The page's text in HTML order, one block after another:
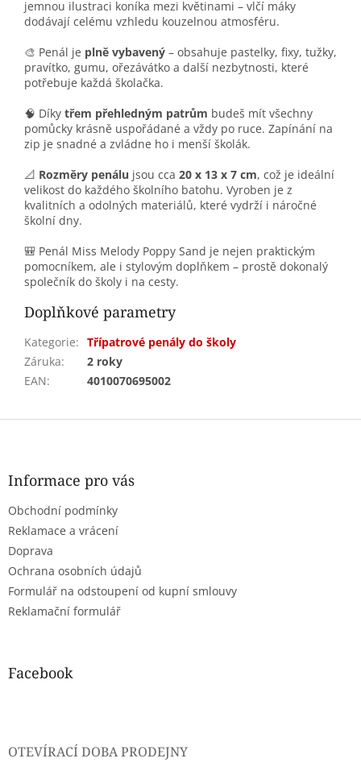
jemnou ilustraci koníka mezi květinami – vlčí máky
dodávají celému vzhledu kouzelnou atmosféru.
🎨 Penál je plně vybavený – obsahuje pastelky, fixy, tužky,
pravítko, gumu, ořezávátko a další nezbytnosti, které
potřebuje každá školačka.
🧠 Díky třem přehledným patrům budeš mít všechny
pomůcky krásně uspořádané a vždy po ruce. Zapínání na
zip je snadné a zvládne ho i menší školák.
📐 Rozměry penálu jsou cca 20 x 13 x 7 cm, což je ideální
velikost do každého školního batohu. Vyroben je z
kvalitních a odolných materiálů, které vydrží i náročné
školní dny.
🎒 Penál Miss Melody Poppy Sand je nejen praktickým
pomocníkem, ale i stylovým doplňkem – prostě dokonalý
společník do školy i na cesty.
Doplňkové parametry
Kategorie: Třípatrové penály do školy
Záruka:
2 roky
EAN: 4010070695002
Z
Informace pro vás
Obchodní podmínky
Reklamace a vrácení
Doprava
Ochrana osobních údajů
Formulář na odstoupení od kupní smlouvy
Reklamační formulář
Facebook
OTEVÍRACÍ DOBA PRODEJNY